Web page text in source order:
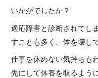
いかがでしたか？
適応障害と診断されてし
すことも多く、体を壊し
仕事を休めない気持ちも
先にして休養を取るよう